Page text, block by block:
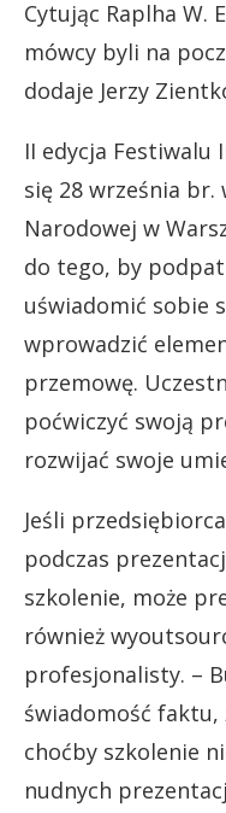
Cytując Raplha W.
mówcy byli na
dodaje Jerzy
II edycja
się 28 września
Narodowej w
do tego, by
uświadomić sobie
wprowadzić
przemowę.
poćwiczyć swoją
rozwijać swoje
Jeśli
podczas
szkolenie, może
również
profesjonalisty. –
świadomość faktu,
choćby szkolenie
nudnych